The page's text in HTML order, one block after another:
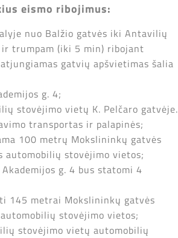
eismo ribojimus:
nuo Balžio gatvės iki Antavilių
trumpam (iki 5 min) ribojant
gatvių apšvietimas šalia
g. 4;
stovėjimo vietų K. Pelčaro gatvėje.
transportas ir palapinės;
100 metrų Mokslininkų gatvės
automobilių stovėjimo vietos;
g. 4 bus statomi 4
145 metrai Mokslininkų gatvės
stovėjimo vietos;
stovėjimo vietų automobilių